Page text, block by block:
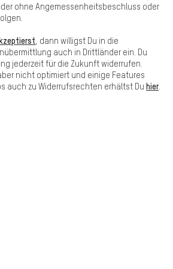
Dich beraten
ohne Angemessenheitsbeschluss oder
, dann willigst Du in die
auch in Drittländer ein. Du
jederzeit für die Zukunft widerrufen.
nicht optimiert und einige Features
auch zu Widerrufsrechten erhältst Du hier